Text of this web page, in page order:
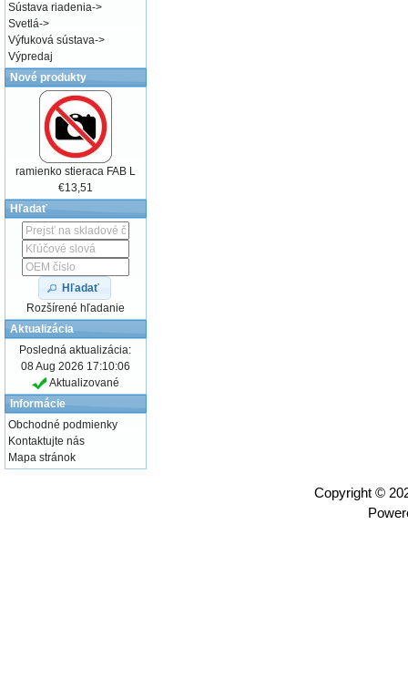
Sústava riadenia->
Svetlá->
Výfuková sústava->
Výpredaj
Nové produkty
ramienko stieraca FAB L
€13,51
Hľadať
Hľadať
Rozšírené hľadanie
Aktualizácia
Posledná aktualizácia:
08 Aug 2026 17:10:06
Aktualizované
Informácie
Obchodné podmienky
Kontaktujte nás
Mapa stránok
Copyright ©